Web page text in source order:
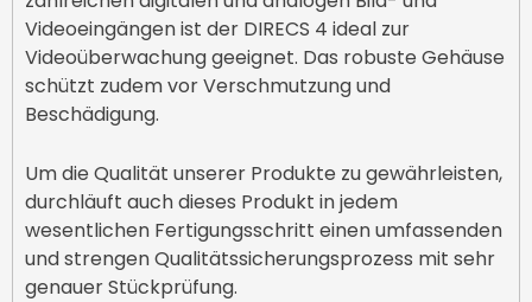
Videoeingängen ist der DIRECS 4 ideal zur
Videoüberwachung geeignet. Das robuste Gehäuse
schützt zudem vor Verschmutzung und
Beschädigung.
Um die Qualität unserer Produkte zu gewährleisten,
durchläuft auch dieses Produkt in jedem
wesentlichen Fertigungsschritt einen umfassenden
und strengen Qualitätssicherungsprozess mit sehr
genauer Stückprüfung.